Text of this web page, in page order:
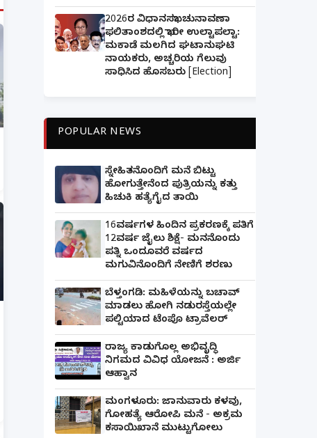
2026ರ ವಿಧಾನಸಭಾ ಚುನಾವಣಾ
ಫಲಿತಾಂಶದಲ್ಲಿ ಭಾರೀ ಉಲ್ಟಾಪಲ್ಟಾ:
ಮಕಾಡೆ ಮಲಗಿದ ಘಟಾನುಘಟಿ
ನಾಯಕರು, ಅಚ್ಚರಿಯ ಗೆಲುವು
ಸಾಧಿಸಿದ ಹೊಸಬರು [Election]
POPULAR NEWS
ಸ್ನೇಹಿತನೊಂದಿಗೆ ಮನೆ ಬಿಟ್ಟು
ಹೋಗುತ್ತೇನೆಂದ ಪುತ್ರಿಯನ್ನು ಕತ್ತು
ಹಿಚುಕಿ ಹತ್ಯೆಗೈದ ತಾಯಿ
16ವರ್ಷಗಳ ಹಿಂದಿನ ಪ್ರಕರಣಕ್ಕೆ ಪತಿಗೆ
12ವರ್ಷ ಜೈಲು ಶಿಕ್ಷೆ- ಮನನೊಂದು
ಪತ್ನಿ ಒಂದೂವರೆ ವರ್ಷದ
ಮಗುವಿನೊಂದಿಗೆ ನೇಣಿಗೆ ಶರಣು
ಬೆಳ್ತಂಗಡಿ: ಮಹಿಳೆಯನ್ನು ಬಚಾವ್
ಮಾಡಲು ಹೋಗಿ ನಡುರಸ್ತೆಯಲ್ಲೇ
ಪಲ್ಟಿಯಾದ ಟೆಂಪೊ ಟ್ರಾವೆಲರ್
ರಾಜ್ಯ ಕಾಡುಗೊಲ್ಲ ಅಭಿವೃದ್ಧಿ
ನಿಗಮದ ವಿವಿಧ ಯೋಜನೆ : ಅರ್ಜಿ
ಆಹ್ವಾನ
ಮಂಗಳೂರು: ಜಾನುವಾರು ಕಳವು,
ಗೋಹತ್ಯೆ ಆರೋಪಿ ಮನೆ - ಅಕ್ರಮ
ಕಸಾಯಿಖಾನೆ ಮುಟ್ಟುಗೋಲು